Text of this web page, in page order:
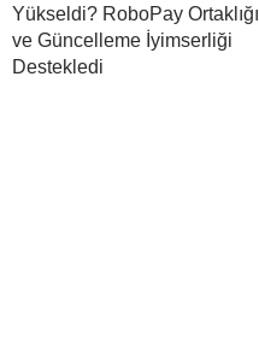
Yükseldi? RoboPay Ortaklığı
ve Güncelleme İyimserliği
Destekledi